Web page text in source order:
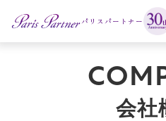
パリスパートナー
会社